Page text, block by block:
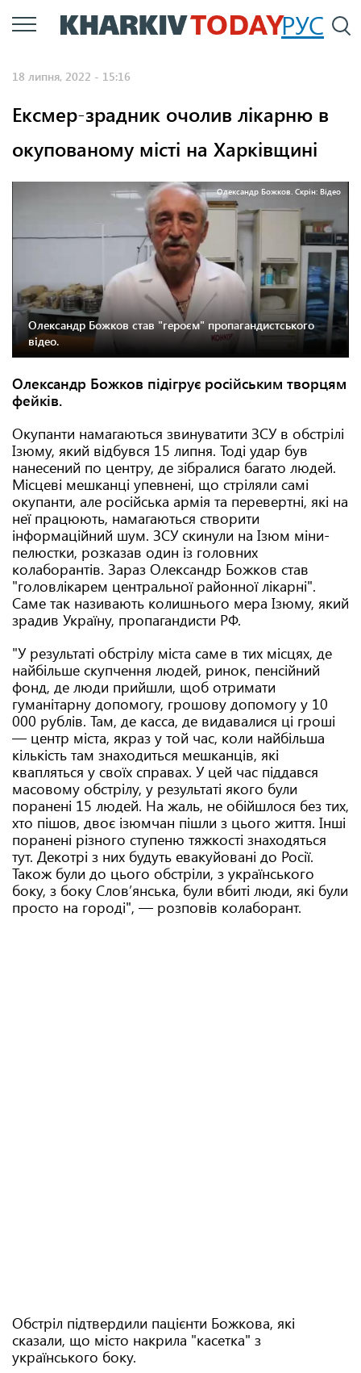
Перейти
до
РУС
18 липня, 2022 - 15:16
Ексмер-зрадник очолив лікарню в
окупованому місті на Харківщині
Олександр Божков. Скрін: Відео
Олександр Божков став "героєм" пропагандистського
відео.
Олександр Божков підігрує російським творцям
фейків.
Окупанти намагаються звинуватити ЗСУ в обстрілі
Ізюму, який відбувся 15 липня. Тоді удар був
нанесений по центру, де зібралися багато людей.
Місцеві мешканці упевнені, що стріляли самі
окупанти, але російська армія та перевертні, які на
неї працюють, намагаються створити
інформаційний шум. ЗСУ скинули на Ізюм міни-
пелюстки, розказав один із головних
колаборантів. Зараз Олександр Божков став
"головлікарем центральної районної лікарні".
Саме так називають колишнього мера Ізюму, який
зрадив Україну, пропагандисти РФ.
"У результаті обстрілу міста саме в тих місцях, де
найбільше скупчення людей, ринок, пенсійний
фонд, де люди прийшли, щоб отримати
гуманітарну допомогу, грошову допомогу у 10
000 рублів. Там, де касса, де видавалися ці гроші
— центр міста, якраз у той час, коли найбільша
кількість там знаходиться мешканців, які
квапляться у своїх справах. У цей час піддався
масовому обстрілу, у результаті якого були
поранені 15 людей. На жаль, не обійшлося без тих,
хто пішов, двоє ізюмчан пішли з цього життя. Інші
поранені різного ступеню тяжкості знаходяться
тут. Декотрі з них будуть евакуйовані до Росії.
Також були до цього обстріли, з українського
боку, з боку Словʼянська, були вбиті люди, які були
просто на городі", — розповів колаборант.
Обстріл підтвердили пацієнти Божкова, які
сказали, що місто накрила "касетка" з
українського боку.